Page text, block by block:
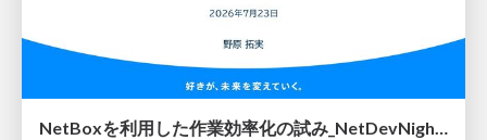
NetBoxを利用した作業効率化の試み_NetDevNight4